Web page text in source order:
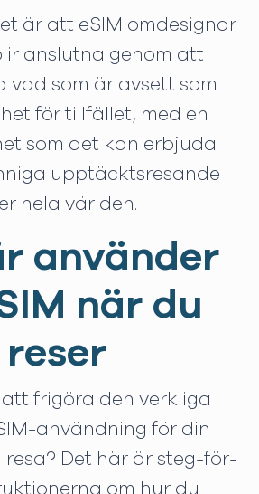
är att eSIM omdesignar
anslutna genom att
vad som är avsett som
för tillfället, med en
som det kan erbjuda
upptäcktsresande
hela världen.
använder
när du
reser
frigöra den verkliga
användning för din
Det här är steg-för-
om hur du